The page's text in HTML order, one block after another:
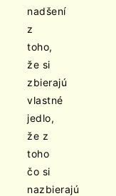
nadšení
z
toho,
že si
zbierajú
vlastné
jedlo,
že z
toho
čo si
nazbierajú